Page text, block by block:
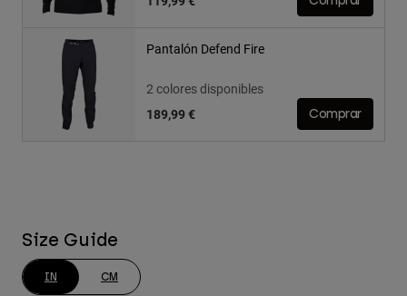
Pantalón Defend Fire
2 colores disponibles
189,99 €
Comprar
Size Guide
IN CM